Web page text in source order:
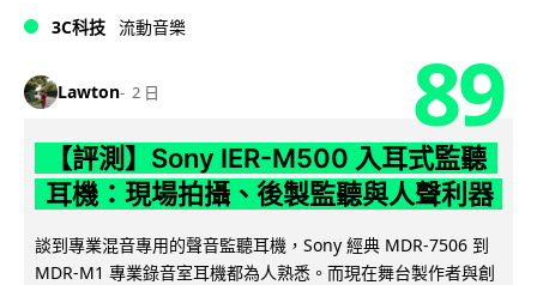
3C科技 流動音樂
Lawton 2 日 89
【評測】Sony IER-M500 入耳式監聽
耳機：現場拍攝、後製監聽與人聲利器
談到專業混音專用的聲音監聽耳機，Sony 經典 MDR-7506 到
MDR-M1 專業錄音室耳機都為人熟悉。而現在舞台製作者與創